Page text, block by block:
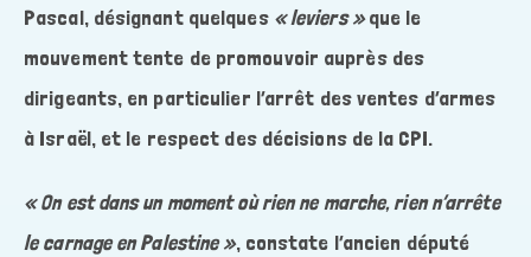
Pascal, désignant quelques « leviers »que le
mouvement tente de promouvoir auprès des
dirigeants, en particulier l’arrêt des ventes d’armes
à Israël, et le respect des décisions de la CPI.
« On est dans un moment où rien ne marche, rien n’arrête
le carnage en Palestine », constate l’ancien député